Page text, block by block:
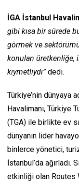
İGA İstanbul
gibi kısa bir sürede
görmek ve
konulan üretkenliğe,
kıymetliydi”dedi.
Türkiye’nin dünyaya
Havalimanı, Türkiye
(TGA) ile birlikte ev
dünyanın lider
binlerce yönetici,
İstanbul’da ağırladı.
etkinliği olan Routes